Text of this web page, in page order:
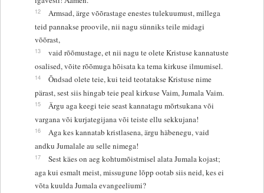
12
Armsad, ärge võõrastage enestes tulekuumust, millega
teid pannakse proovile, nii nagu sünniks teile midagi
võõrast,
13
vaid rõõmustage, et nii nagu te olete Kristuse kannatuste
osalised, võite rõõmuga hõisata ka tema kirkuse ilmumisel.
14
Õndsad olete teie, kui teid teotatakse Kristuse nime
pärast, sest siis hingab teie peal kirkuse Vaim, Jumala Vaim.
15
Ärgu aga keegi teie seast kannatagu mõrtsukana või
vargana või kurjategijana või teiste ellu sekkujana!
16
Aga kes kannatab kristlasena, ärgu häbenegu, vaid
andku Jumalale au selle nimega!
17
Sest käes on aeg kohtumõistmisel alata Jumala kojast;
aga kui esmalt meist, missugune lõpp ootab siis neid, kes ei
võta kuulda Jumala evangeeliumi?